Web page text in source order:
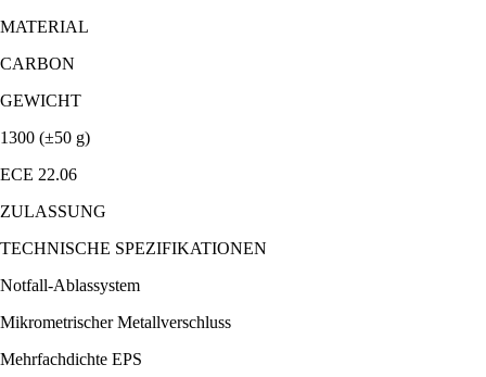
MATERIAL
CARBON
GEWICHT
1300 (±50 g)
ECE 22.06
ZULASSUNG
TECHNISCHE SPEZIFIKATIONEN
Notfall-Ablassystem
Mikrometrischer Metallverschluss
Mehrfachdichte EPS